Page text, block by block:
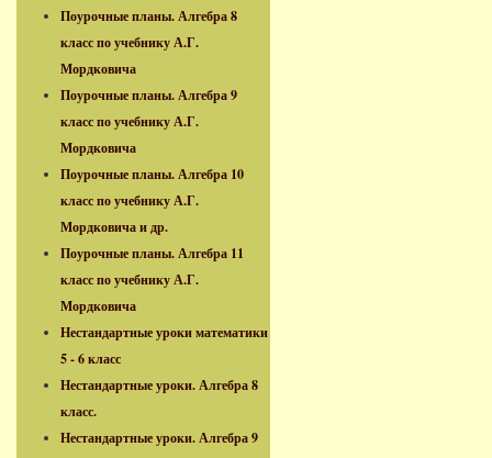
Поурочные планы. Алгебра 8
класс по учебнику А.Г.
Мордковича
Поурочные планы. Алгебра 9
класс по учебнику А.Г.
Мордковича
Поурочные планы. Алгебра 10
класс по учебнику А.Г.
Мордковича и др.
Поурочные планы. Алгебра 11
класс по учебнику А.Г.
Мордковича
Нестандартные уроки математики
5 - 6 класс
Нестандартные уроки. Алгебра 8
класс.
Нестандартные уроки. Алгебра 9